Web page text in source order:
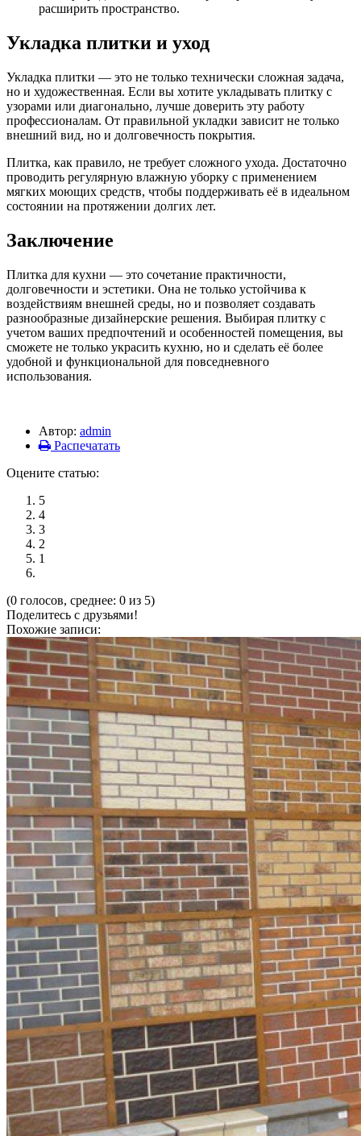
расширить пространство.
Укладка плитки и уход
Укладка плитки — это не только технически сложная задача,
но и художественная. Если вы хотите укладывать плитку с
узорами или диагонально, лучше доверить эту работу
профессионалам. От правильной укладки зависит не только
внешний вид, но и долговечность покрытия.
Плитка, как правило, не требует сложного ухода. Достаточно
проводить регулярную влажную уборку с применением
мягких моющих средств, чтобы поддерживать её в идеальном
состоянии на протяжении долгих лет.
Заключение
Плитка для кухни — это сочетание практичности,
долговечности и эстетики. Она не только устойчива к
воздействиям внешней среды, но и позволяет создавать
разнообразные дизайнерские решения. Выбирая плитку с
учетом ваших предпочтений и особенностей помещения, вы
сможете не только украсить кухню, но и сделать её более
удобной и функциональной для повседневного
использования.
Автор: admin
Распечатать
Оцените статью:
5
4
3
2
1
(0 голосов, среднее: 0 из 5)
Поделитесь с друзьями!
Похожие записи: